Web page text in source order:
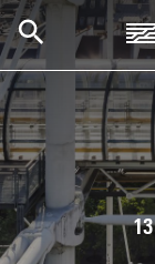
Aller au contenu
Centre